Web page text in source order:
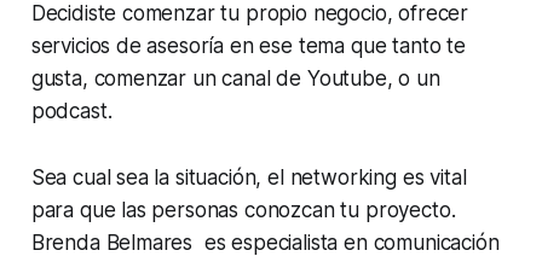
Decidiste comenzar tu propio negocio, ofrecer
servicios de asesoría en ese tema que tanto te
gusta, comenzar un canal de Youtube, o un
podcast.
Sea cual sea la situación, el networking es vital
para que las personas conozcan tu proyecto.
Brenda Belmares es especialista en comunicación